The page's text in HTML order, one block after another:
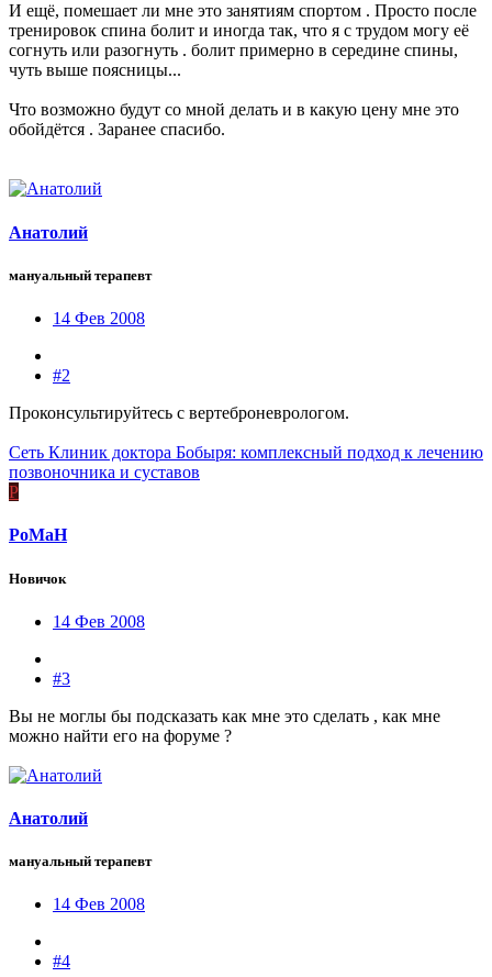
И ещё, помешает ли мне это занятиям спортом . Просто после
тренировок спина болит и иногда так, что я с трудом могу её
согнуть или разогнуть . болит примерно в середине спины,
чуть выше поясницы...
Что возможно будут со мной делать и в какую цену мне это
обойдётся . Заранее спасибо.
Анатолий
мануальный терапевт
14 Фев 2008
#2
Проконсультируйтесь с вертеброневрологом.
Сеть Клиник доктора Бобыря: комплексный подход к лечению
позвоночника и суставов
P
PoMaH
Новичок
14 Фев 2008
#3
Вы не моглы бы подсказать как мне это сделать , как мне
можно найти его на форуме ?
Анатолий
мануальный терапевт
14 Фев 2008
#4